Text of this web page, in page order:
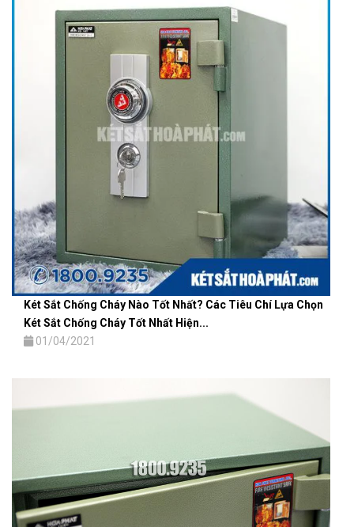
Két Sắt Chống Cháy Nào Tốt Nhất? Các Tiêu Chí Lựa Chọn
Két Sắt Chống Cháy Tốt Nhất Hiện...
01/04/2021